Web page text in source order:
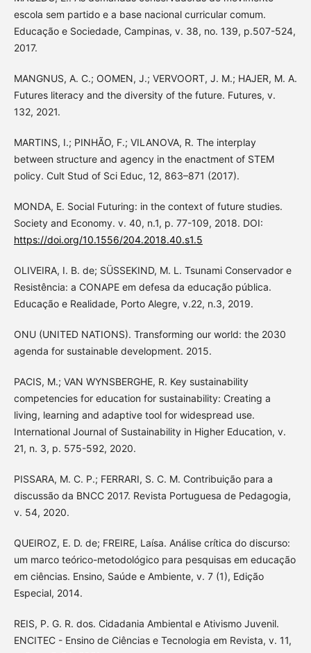
escola sem partido e a base nacional curricular comum.
Educação e Sociedade, Campinas, v. 38, no. 139, p.507-524,
2017.
MANGNUS, A. C.; OOMEN, J.; VERVOORT, J. M.; HAJER, M. A.
Futures literacy and the diversity of the future. Futures, v.
132, 2021.
MARTINS, I.; PINHÃO, F.; VILANOVA, R. The interplay
between structure and agency in the enactment of STEM
policy. Cult Stud of Sci Educ, 12, 863–871 (2017).
MONDA, E. Social Futuring: in the context of future studies.
Society and Economy. v. 40, n.1, p. 77-109, 2018. DOI:
https://doi.org/10.1556/204.2018.40.s1.5
OLIVEIRA, I. B. de; SÜSSEKIND, M. L. Tsunami Conservador e
Resistência: a CONAPE em defesa da educação pública.
Educação e Realidade, Porto Alegre, v.22, n.3, 2019.
ONU (UNITED NATIONS). Transforming our world: the 2030
agenda for sustainable development. 2015.
PACIS, M.; VAN WYNSBERGHE, R. Key sustainability
competencies for education for sustainability: Creating a
living, learning and adaptive tool for widespread use.
International Journal of Sustainability in Higher Education, v.
21, n. 3, p. 575-592, 2020.
PISSARA, M. C. P.; FERRARI, S. C. M. Contribuição para a
discussão da BNCC 2017. Revista Portuguesa de Pedagogia,
v. 54, 2020.
QUEIROZ, E. D. de; FREIRE, Laísa. Análise crítica do discurso:
um marco teórico-metodológico para pesquisas em educação
em ciências. Ensino, Saúde e Ambiente, v. 7 (1), Edição
Especial, 2014.
REIS, P. G. R. dos. Cidadania Ambiental e Ativismo Juvenil.
ENCITEC - Ensino de Ciências e Tecnologia em Revista, v. 11,